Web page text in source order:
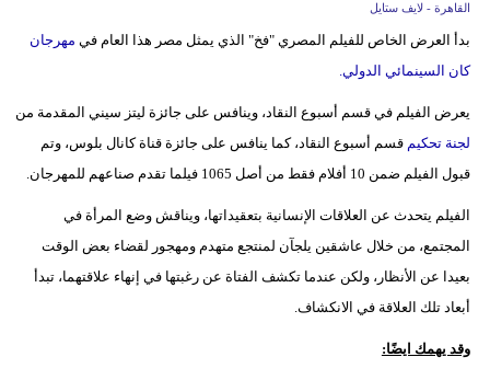
القاهرة - لايف ستايل
بدأ العرض الخاص للفيلم المصري "فخ" الذي يمثل مصر هذا العام في مهرجان
كان السينمائي الدولي.
يعرض الفيلم في قسم أسبوع النقاد، وينافس على جائزة ليتز سيني المقدمة من
لجنة تحكيمقسم أسبوع النقاد، كما ينافس على جائزة قناة كانال بلوس، وتم
قبول الفيلم ضمن 10 أفلام فقط من أصل 1065 فيلما تقدم صناعهم للمهرجان.
الفيلم يتحدث عن العلاقات الإنسانية بتعقيداتها، ويناقش وضع المرأة في
المجتمع، من خلال عاشقين يلجآن لمنتجع متهدم ومهجور لقضاء بعض الوقت
بعيدا عن الأنظار، ولكن عندما تكشف الفتاة عن رغبتها في إنهاء علاقتهما، تبدأ
أبعاد تلك العلاقة في الانكشاف.
وقد يهمك ايضًا: